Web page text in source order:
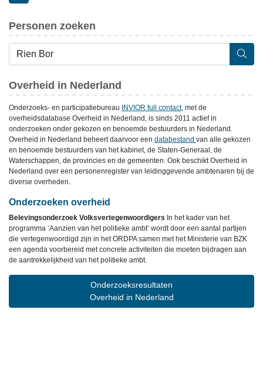
Personen zoeken
Overheid in Nederland
Onderzoeks- en participatiebureau INVIOR full contact, met de
overheidsdatabase Overheid in Nederland, is sinds 2011 actief in
onderzoeken onder gekozen en benoemde bestuurders in Nederland.
Overheid in Nederland beheert daarvoor een databestand van alle gekozen
en benoemde bestuurders van het kabinet, de Staten-Generaal, de
Waterschappen, de provincies en de gemeenten. Ook beschikt Overheid in
Nederland over een personenregister van leidinggevende ambtenaren bij de
diverse overheden.
Onderzoeken overheid
Belevingsonderzoek Volksvertegenwoordigers In het kader van het
programma ‘Aanzien van het politieke ambt’ wordt door een aantal partijen
die vertegenwoordigd zijn in het ORDPA samen met het Ministerie van BZK
een agenda voorbereid met concrete activiteiten die moeten bijdragen aan
de aantrekkelijkheid van het politieke ambt.
Onderzoeksresultaten
Overheid in Nederland